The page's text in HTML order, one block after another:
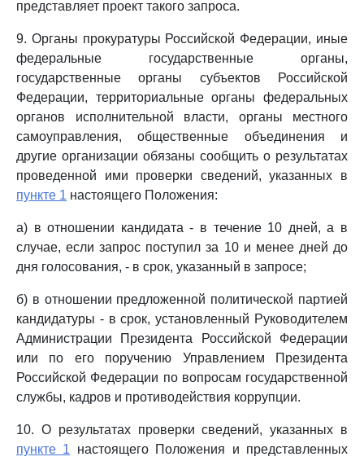
представляет проект такого запроса.
9. Органы прокуратуры Российской Федерации, иные
федеральные государственные органы,
государственные органы субъектов Российской
Федерации, территориальные органы федеральных
органов исполнительной власти, органы местного
самоуправления, общественные объединения и
другие организации обязаны сообщить о результатах
проведенной ими проверки сведений, указанных в
пункте 1 настоящего Положения:
а) в отношении кандидата - в течение 10 дней, а в
случае, если запрос поступил за 10 и менее дней до
дня голосования, - в срок, указанный в запросе;
б) в отношении предложенной политической партией
кандидатуры - в срок, установленный Руководителем
Администрации Президента Российской Федерации
или по его поручению Управлением Президента
Российской Федерации по вопросам государственной
службы, кадров и противодействия коррупции.
10. О результатах проверки сведений, указанных в
пункте 1 настоящего Положения и представленных